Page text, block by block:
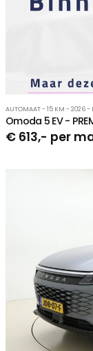
AUTOMAAT - 15 KM - 2026 -
Omoda 5 EV -
€ 613,- per